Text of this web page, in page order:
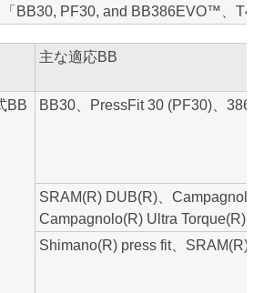
「BB30, PF30, and BB386EVO™、T47
主な適応BB
BB BB30、PressFit 30 (PF30)、
SRAM(R) DUB(R)、
Campagnolo(R) Ultra Torque(R)
Shimano(R) press fit、SRAM(R)